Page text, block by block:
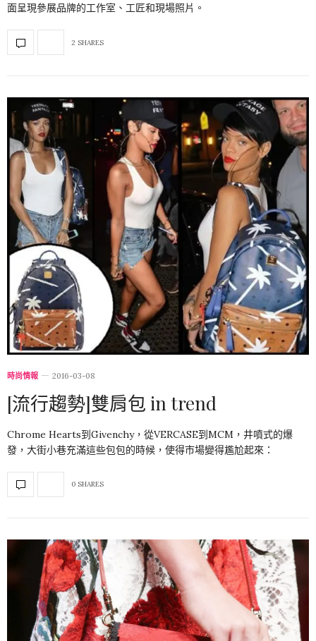
面呈現參展品牌的工作室、工匠和現場照片。
2 SHARES
時尚情報 2016-03-08
[流行趨勢]雙肩包 in trend
Chrome Hearts到Givenchy，從VERCASE到MCM，井噴式的爆
發，大街小巷充滿這些包包的時候，使得市場變得尷尬起來：
0 SHARES